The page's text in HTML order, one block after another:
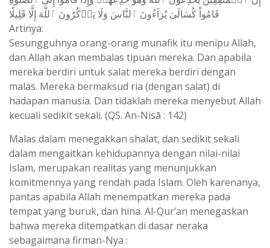
قَامُواْ كُسَالَىٰ يُرَآءُونَ ٱلنَّاسَ وَلَا يَذۡكُرُونَ ٱللَّهَ إِلَّا قَلِيلٗا
Artinya:
Sesungguhnya orang-orang munafik itu menipu Allah,
dan Allah akan membalas tipuan mereka. Dan apabila
mereka berdiri untuk salat mereka berdiri dengan
malas. Mereka bermaksud ria (dengan salat) di
hadapan manusia. Dan tidaklah mereka menyebut Allah
kecuali sedikit sekali. (QS. An-Nisā : 142)
Malas dalam menegakkan shalat, dan sedikit sekali
dalam mengaitkan kehidupannya dengan nilai-nilai
Islam, merupakan realitas yang menunjukkan
komitmennya yang rendah pada Islam. Oleh karenanya,
pantas apabila Allah menempatkan mereka pada
tempat yang buruk, dan hina. Al-Qur’an menegaskan
bahwa mereka ditempatkan di dasar neraka
sebagaimana firman-Nya :